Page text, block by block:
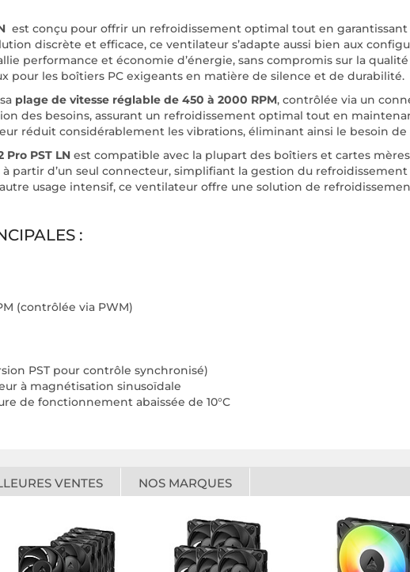
est conçu pour offrir un refroidissement optimal tout en
discrète et efficace, ce ventilateur s’adapte aussi bien aux
performance et économie d’énergie, sans compromis sur la
pour les boîtiers PC exigeants en matière de silence et de durabilité.
plage de vitesse réglable de 450 à 2000 RPM, contrôlée via un
des besoins, assurant un refroidissement optimal tout en
réduit considérablement les vibrations, éliminant ainsi le besoin
Pro PST LN est compatible avec la plupart des boîtiers et cartes
partir d’un seul connecteur, simplifiant la gestion du
usage intensif, ce ventilateur offre une solution de
:
(contrôlée via PWM)
PST pour contrôle synchronisé)
à magnétisation sinusoïdale
de fonctionnement abaissée de 10°C
VENTES NOS MARQUES